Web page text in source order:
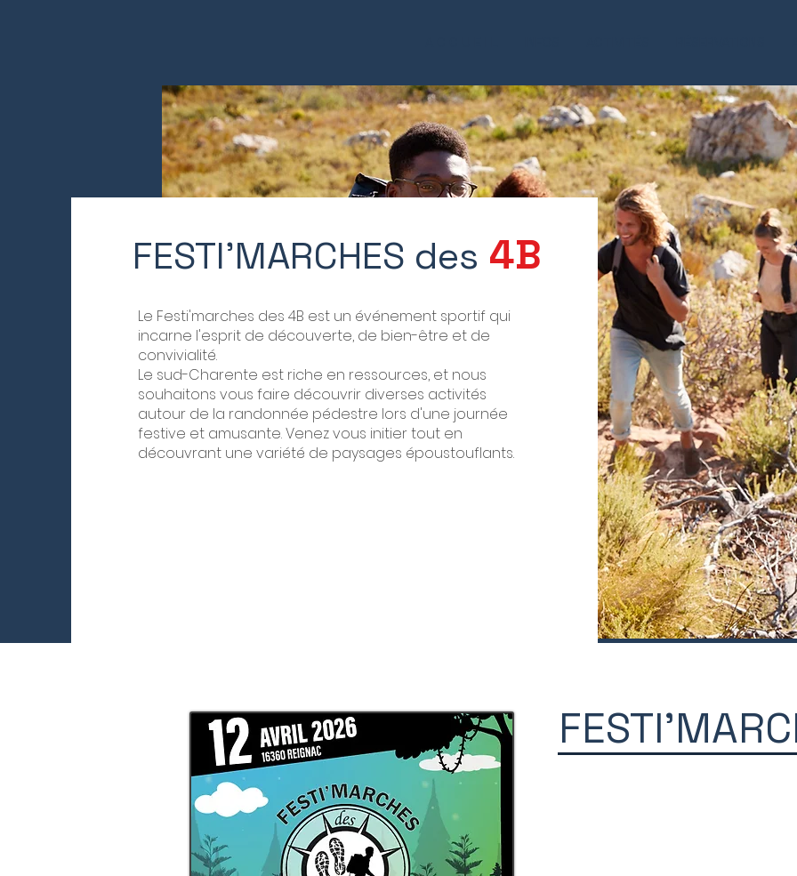
FESTI'MARCHES des 4B
Le Festi'marches des 4B est un événement sportif qui
incarne l'esprit de découverte, de bien-être et de
convivialité.
Le sud-Charente est riche en ressources, et nous
souhaitons vous faire découvrir diverses activités
autour de la randonnée pédestre lors d'une journée
festive et amusante. Venez vous initier tout en
découvrant une variété de paysages époustouflants.